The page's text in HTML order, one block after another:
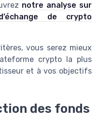
notre analyse sur
de crypto
vous serez mieux
crypto la plus
et à vos objectifs
des fonds